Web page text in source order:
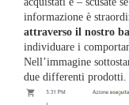
informazione è
attraverso il nostro
individuare i
Nell’immagine
due differenti prodotti.